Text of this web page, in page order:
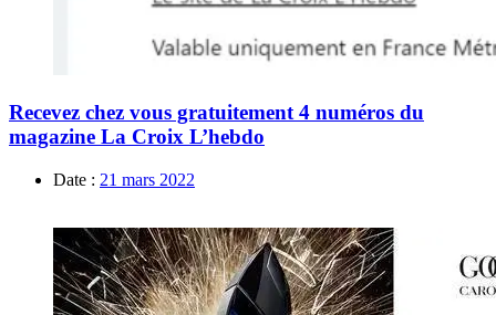
Recevez chez vous gratuitement 4 numéros du
magazine La Croix L’hebdo
Date : 21 mars 2022